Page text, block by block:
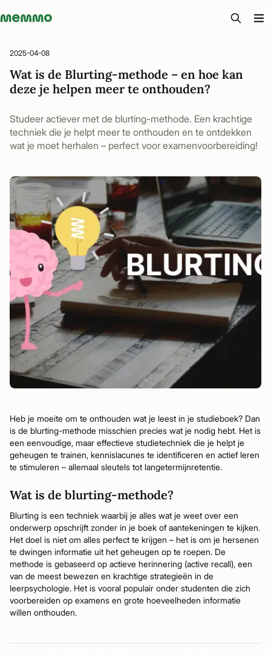
Memmo - AI-verktyg och digital kurslitteratur
2025-04-08
Wat is de Blurting-methode – en hoe kan
deze je helpen meer te onthouden?
Studeer actiever met de blurting-methode. Een krachtige
techniek die je helpt meer te onthouden en te ontdekken
wat je moet herhalen – perfect voor examenvoorbereiding!
Heb je moeite om te onthouden wat je leest in je studieboek? Dan
is de blurting-methode misschien precies wat je nodig hebt. Het is
een eenvoudige, maar effectieve studietechniek die je helpt je
geheugen te trainen, kennislacunes te identificeren en actief leren
te stimuleren – allemaal sleutels tot langetermijnretentie.
Wat is de blurting-methode?
Blurting is een techniek waarbij je alles wat je weet over een
onderwerp opschrijft zonder in je boek of aantekeningen te kijken.
Het doel is niet om alles perfect te krijgen – het is om je hersenen
te dwingen informatie uit het geheugen op te roepen. De
methode is gebaseerd op actieve herinnering (active recall), een
van de meest bewezen en krachtige strategieën in de
leerpsychologie. Het is vooral populair onder studenten die zich
voorbereiden op examens en grote hoeveelheden informatie
willen onthouden.